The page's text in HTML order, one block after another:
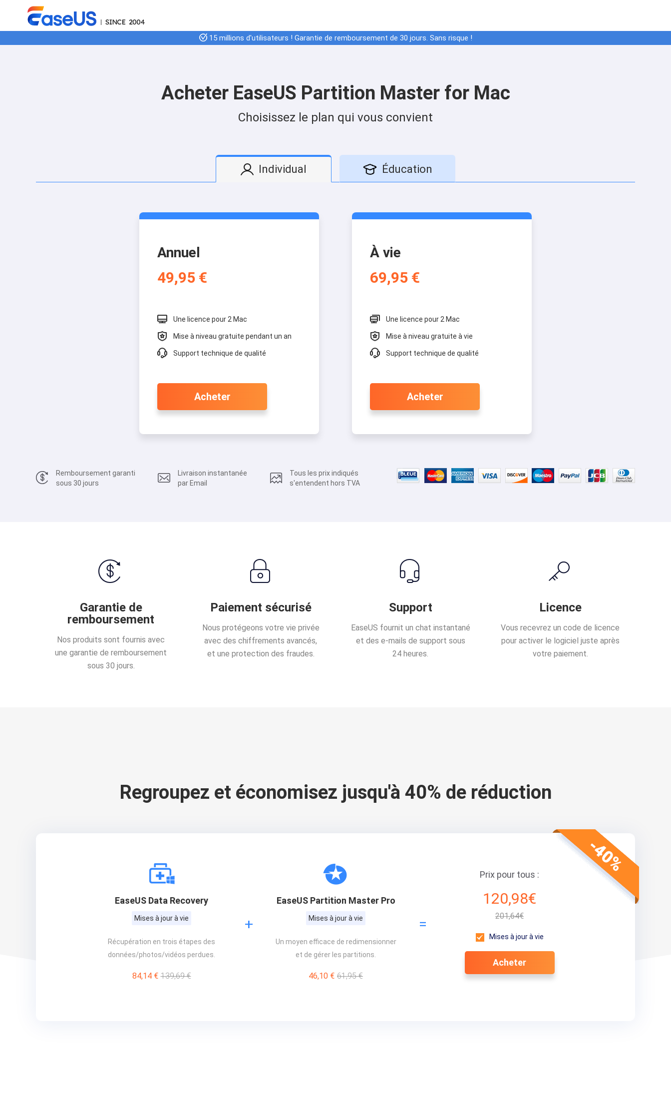
15 millions d'utilisateurs ! Garantie de remboursement de 30 jours. Sans risque !
Acheter EaseUS Partition Master for Mac
Choisissez le plan qui vous convient
Individual Éducation
Annuel
49,95 €
 Une licence pour 2 Mac
 Mise à niveau gratuite pendant un an
 Support technique de qualité
Acheter
À vie
69,95 €
 Une licence pour 2 Mac
 Mise à niveau gratuite à vie
 Support technique de qualité
Acheter
Remboursement garanti
sous 30 jours
Livraison instantanée
par Email
Tous les prix indiqués
s'entendent hors TVA
Garantie de
remboursement
Nos produits sont fournis avec
une garantie de remboursement
sous 30 jours.
Paiement sécurisé
Nous protégeons votre vie privée
avec des chiffrements avancés,
et une protection des fraudes.
Support
EaseUS fournit un chat instantané
et des e-mails de support sous
24 heures.
Licence
Vous recevrez un code de licence
pour activer le logiciel juste après
votre paiement.
Regroupez et économisez jusqu'à 40% de réduction

EaseUS Data Recovery
Mises à jour à vie
Récupération en trois étapes des
données/photos/vidéos perdues.
84,14 € 139,69 €
+

EaseUS Partition Master Pro
Mises à jour à vie
Un moyen efficace de redimensionner
et de gérer les partitions.
46,10 € 61,95 €
=
Prix pour tous :
120,98€
201,64€
Mises à jour à vie
Acheter